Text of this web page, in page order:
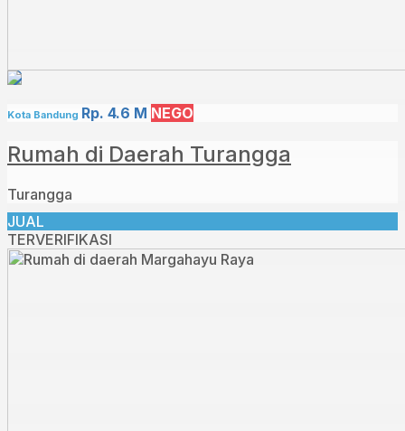
Kota Bandung Rp. 4.6 M NEGO
Rumah di Daerah Turangga
Turangga
JUAL
TERVERIFIKASI